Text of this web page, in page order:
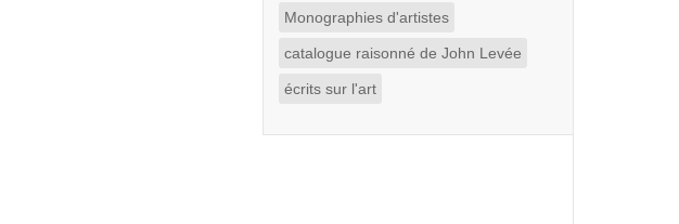
Monographies d'artistes
catalogue raisonné de John Levée
écrits sur l'art